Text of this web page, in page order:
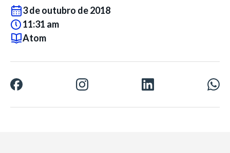
3 de outubro de 2018
11:31 am
Atom